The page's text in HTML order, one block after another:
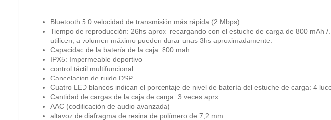
Bluetooth 5.0 velocidad de transmisión más rápida (2 Mbps)
Tiempo de reproducción: 26hs aprox recargando con el estuche de carga de 800 mAh
utilicen, a volumen máximo pueden durar unas 3hs aproximadamente.
Capacidad de la batería de la caja: 800 mah
IPX5: Impermeable deportivo
control táctil multifuncional
Cancelación de ruido DSP
Cuatro LED blancos indican el porcentaje de nivel de batería del estuche de carga: 4
Cantidad de cargas de la caja de carga: 3 veces aprx.
AAC (codificación de audio avanzada)
altavoz de diafragma de resina de polímero de 7,2 mm